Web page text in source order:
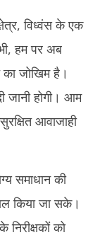
विध्वंस के एक
हम पर अब
जोखिम है।
जानी होगी। आम
आवाजाही
समाधान की
किया जा सके।
को